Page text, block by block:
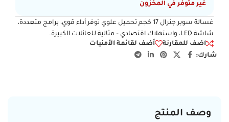
غير متوفر في المخزون
غسالة سوبر جنرال 17 كجم تحميل علوي توفر أداء قوي، برامج متعددة،
شاشة LED، واستهلاك اقتصادي – مثالية للعائلات الكبيرة.
اضف للمقارنة
أضف لقائمة الأمنيات
شارك:
وصف المنتج